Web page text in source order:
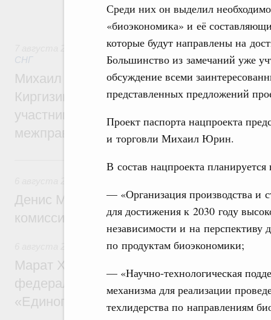
Среди них он выделил
«биоэкономика» и её
которые будут направлены на
Большинство из замечаний уже
обсуждение всеми
представленных предложений
Проект паспорта нацпроекта
и торговли Михаил Юрин.
В состав нацпроекта
— «Организация производства и
для достижения к 2030 году
независимости и на перспективу
по продуктам биоэкономики;
— «Научно-технологическая
механизма для реализации
техлидерства по направлениям
железнодорожных перевозок,
Евразийский экономический союз.
СНГ
Михаил Мишустин принял участие во
Киргизии Садыра Жапарова с главами
участников заседания Евразийского
межправительственного совета
Денис Мантуров провёл заседание
комиссии по промышленности
Регулирование в сфере строительства
Марат Хуснуллин: Более 130
федерального значения построено под
«Единого заказчика»